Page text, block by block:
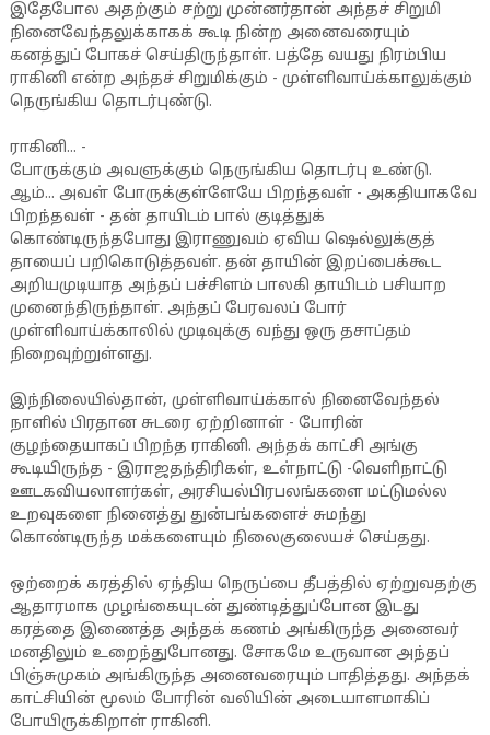
இதேபோல அதற்கும் சற்று முன்னர்தான் அந்தச் சிறுமி
நினைவேந்தலுக்காகக் கூடி நின்ற அனைவரையும்
கனத்துப் போகச் செய்திருந்தாள். பத்தே வயது நிரம்பிய
ராகினி என்ற அந்தச் சிறுமிக்கும் - முள்ளிவாய்க்காலுக்கும்
நெருங்கிய தொடர்புண்டு.
ராகினி... -
போருக்கும் அவளுக்கும் நெருங்கிய தொடர்பு உண்டு.
ஆம்... அவள் போருக்குள்ளேயே பிறந்தவள் - அகதியாகவே
பிறந்தவள் - தன் தாயிடம் பால் குடித்துக்
கொண்டிருந்தபோது இராணுவம் ஏவிய ஷெல்லுக்குத்
தாயைப் பறிகொடுத்தவள். தன் தாயின் இறப்பைக்கூட
அறியமுடியாத அந்தப் பச்சிளம் பாலகி தாயிடம் பசியாற
முனைந்திருந்தாள். அந்தப் பேரவலப் போர்
முள்ளிவாய்க்காலில் முடிவுக்கு வந்து ஒரு தசாப்தம்
நிறைவுற்றுள்ளது.
இந்நிலையில்தான், முள்ளிவாய்க்கால் நினைவேந்தல்
நாளில் பிரதான சுடரை ஏற்றினாள் - போரின்
குழந்தையாகப் பிறந்த ராகினி. அந்தக் காட்சி அங்கு
கூடியிருந்த - இராஜதந்திரிகள், உள்நாட்டு -வெளிநாட்டு
ஊடகவியலாளர்கள், அரசியல்பிரபலங்களை மட்டுமல்ல
உறவுகளை நினைத்து துன்பங்களைச் சுமந்து
கொண்டிருந்த மக்களையும் நிலைகுலையச் செய்தது.
ஒற்றைக் கரத்தில் ஏந்திய நெருப்பை தீபத்தில் ஏற்றுவதற்கு
ஆதாரமாக முழங்கையுடன் துண்டித்துப்போன இடது
கரத்தை இணைத்த அந்தக் கணம் அங்கிருந்த அனைவர்
மனதிலும் உறைந்துபோனது. சோகமே உருவான அந்தப்
பிஞ்சுமுகம் அங்கிருந்த அனைவரையும் பாதித்தது. அந்தக்
காட்சியின் மூலம் போரின் வலியின் அடையாளமாகிப்
போயிருக்கிறாள் ராகினி.